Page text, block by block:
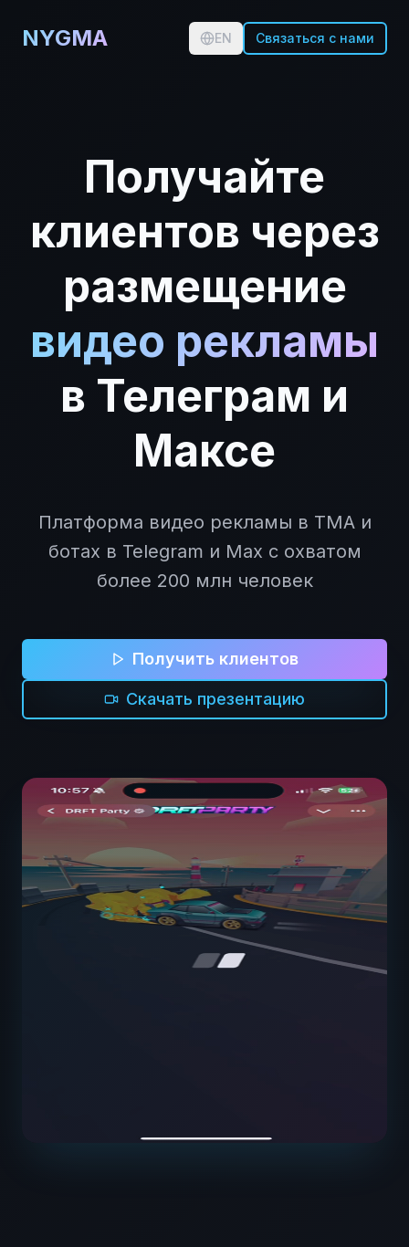
NYGMA EN Связаться с нами
Получайте
клиентов через
размещение
видео рекламы
в Телеграм и
Максе
Платформа видео рекламы в TMA и
ботах в Telegram и Max с охватом
более 200 млн человек
Получить клиентов
Скачать презентацию